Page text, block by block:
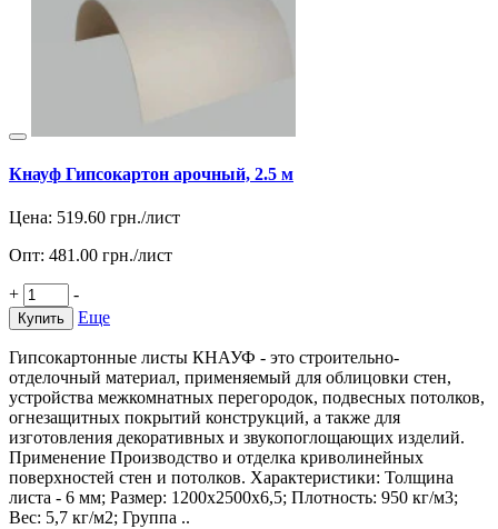
Кнауф Гипсокартон арочный, 2.5 м
Цена: 519.60 грн./лист
Опт: 481.00 грн./лист
+ -
Купить Еще
Гипсокартонные листы КНАУФ - это строительно-
отделочный материал, применяемый для облицовки стен,
устройства межкомнатных перегородок, подвесных потолков,
огнезащитных покрытий конструкций, а также для
изготовления декоративных и звукопоглощающих изделий.
Применение Производство и отделка криволинейных
поверхностей стен и потолков. Характеристики: Толщина
листа - 6 мм; Размер: 1200х2500х6,5; Плотность: 950 кг/м3;
Вес: 5,7 кг/м2; Группа ..